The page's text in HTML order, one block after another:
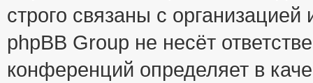
строго связаны с
phpBB Group не несёт
конференций определяет в